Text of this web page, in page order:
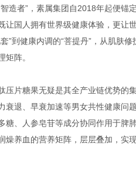
造者”，素属集团自2018年起便锚
让国人拥有世界级健康体验，更让
”到健康内调的“菩提丹”，从肌肤
矩阵。
压片糖果无疑是其全产业链优势的
衰退、早衰加速等男女共性健康
糖、人参皂苷等成分协同作用于脾
燥养血的营养矩阵，层层叠加，实